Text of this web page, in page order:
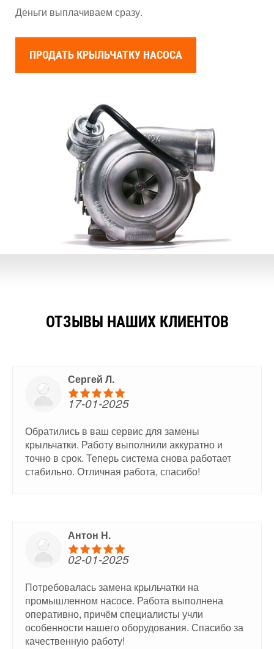
Деньги выплачиваем сразу.
ПРОДАТЬ КРЫЛЬЧАТКУ НАСОСА
ОТЗЫВЫ НАШИХ КЛИЕНТОВ
Сергей Л.
17-01-2025
Обратились в ваш сервис для замены
крыльчатки. Работу выполнили аккуратно и
точно в срок. Теперь система снова работает
стабильно. Отличная работа, спасибо!
Антон Н.
02-01-2025
Потребовалась замена крыльчатки на
промышленном насосе. Работа выполнена
оперативно, причём специалисты учли
особенности нашего оборудования. Спасибо за
качественную работу!